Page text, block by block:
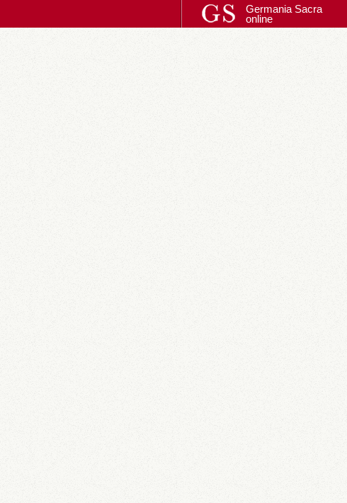
Germania Sacra
online